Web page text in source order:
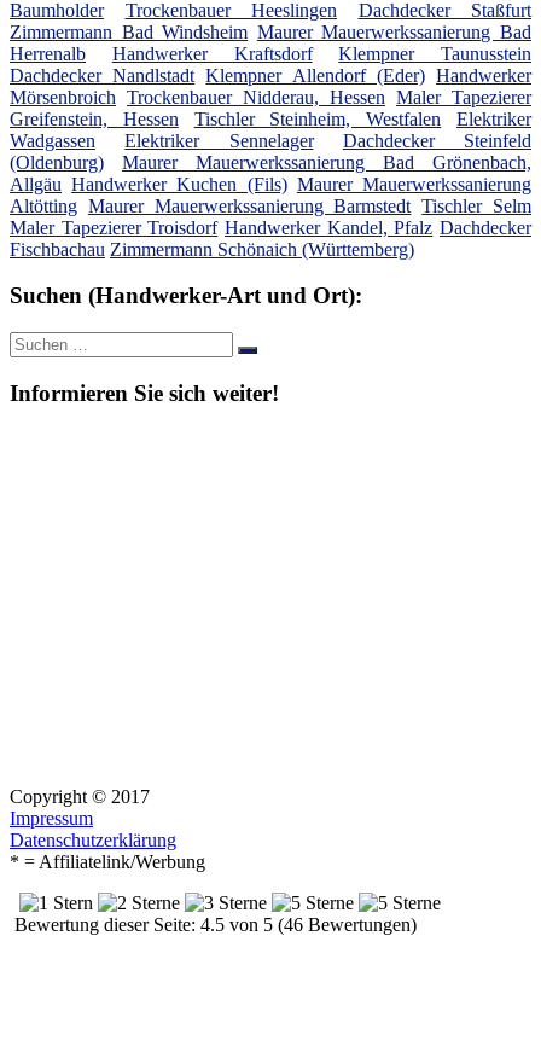
Baumholder
Trockenbauer Heeslingen
Dachdecker Staßfurt
Zimmermann Bad Windsheim Maurer Mauerwerkssanierung Bad
Herrenalb
Handwerker Kraftsdorf
Klempner Taunusstein
Dachdecker Nandlstadt Klempner Allendorf (Eder) Handwerker
Mörsenbroich Trockenbauer Nidderau, Hessen Maler Tapezierer
Greifenstein, Hessen
Tischler Steinheim, Westfalen
Elektriker
Wadgassen
Elektriker Sennelager
Dachdecker Steinfeld
(Oldenburg)
Maurer Mauerwerkssanierung Bad Grönenbach,
Allgäu Handwerker Kuchen (Fils) Maurer Mauerwerkssanierung
Altötting Maurer Mauerwerkssanierung Barmstedt Tischler Selm
Maler Tapezierer Troisdorf Handwerker Kandel, Pfalz Dachdecker
Fischbachau Zimmermann Schönaich (Württemberg)
Suchen (Handwerker-Art und Ort):
Suche
nach:
Suchen
Informieren Sie sich weiter!
Copyright © 2017
Impressum
Datenschutzerklärung
* = Affiliatelink/Werbung
Bewertung dieser Seite: 4.5 von 5 (46 Bewertungen)